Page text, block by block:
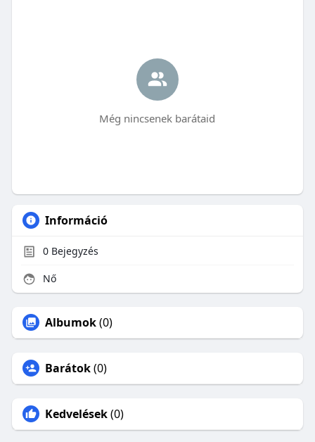
Még nincsenek barátaid
Információ
0Bejegyzés
Nő
Albumok(0)
Barátok(0)
Kedvelések(0)